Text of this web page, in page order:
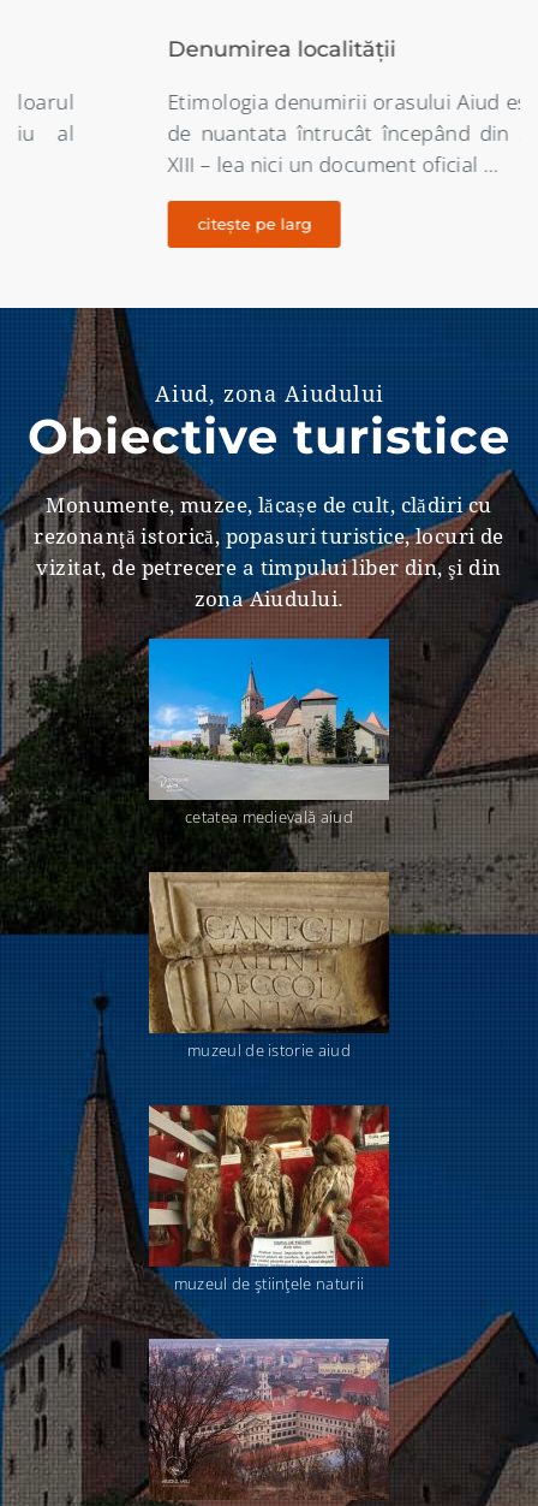
Denumirea localității
Etimologia denumirii orasului Aiud este destul
de nuantata întrucât începând din secolul al
XIII – lea nici un document oficial …
Aiud, zona Aiudului
Obiective turistice
Monumente, muzee, lăcașe de cult, clădiri cu
rezonanţă istorică, popasuri turistice, locuri de
vizitat, de petrecere a timpului liber din, şi din
zona Aiudului.
cetatea medievală aiud
muzeul de istorie aiud
muzeul de ştiinţele naturii